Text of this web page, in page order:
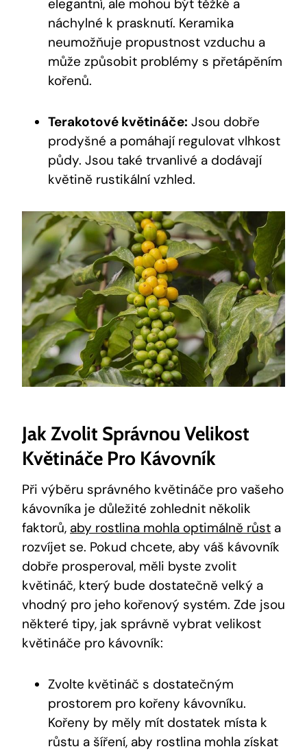
elegantní, ale mohou být těžké a
náchylné k prasknutí. Keramika
neumožňuje propustnost vzduchu a
může způsobit problémy s přetápěním
kořenů.
Terakotové květináče: Jsou dobře
prodyšné a pomáhají regulovat vlhkost
půdy. Jsou také trvanlivé a dodávají
květině rustikální vzhled.
Jak Zvolit Správnou Velikost
Květináče Pro Kávovník
Při výběru správného květináče pro vašeho
kávovníka je důležité zohlednit několik
faktorů, aby rostlina mohla optimálně růst a
rozvíjet se. Pokud chcete, aby váš kávovník
dobře prosperoval, měli byste zvolit
květináč, který bude dostatečně velký a
vhodný pro jeho kořenový systém. Zde jsou
některé tipy, jak správně vybrat velikost
květináče pro kávovník:
Zvolte květináč s dostatečným
prostorem pro kořeny kávovníku.
Kořeny by měly mít dostatek místa k
růstu a šíření, aby rostlina mohla získat